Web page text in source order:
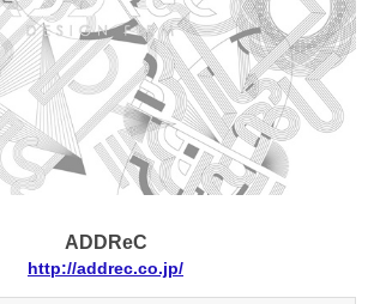
ADDReC
http://addrec.co.jp/